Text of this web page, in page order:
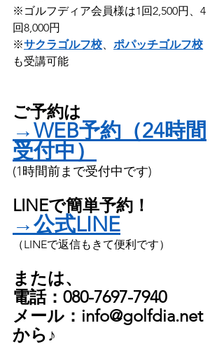
※ゴルフディア会員様は1回2,500円、4
回8,000円
※サクラゴルフ校
ポパッチゴルフ校
も受講可能
ご予約は
→WEB予約（24時間
受付中）
(1時間前まで受付中です)
LINEで簡単予約！
→公式LINE
（LINEで返信もきて便利です）
または、
電話：080-7697-7940
メール：info@golfdia.net
から♪